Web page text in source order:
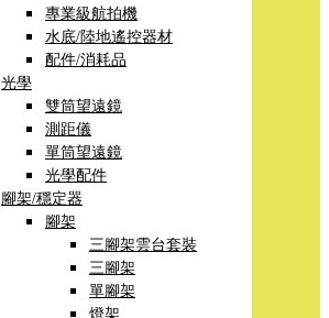
專業級航拍機
水底/陸地遙控器材
配件/消耗品
光學
雙筒望遠鏡
測距儀
單筒望遠鏡
光學配件
腳架/穩定器
腳架
三腳架雲台套裝
三腳架
單腳架
燈架